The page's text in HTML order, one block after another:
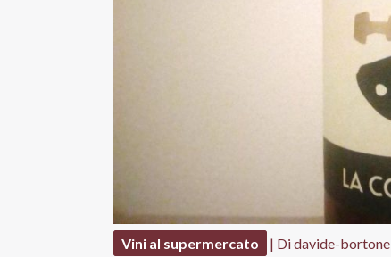
Vini al supermercato | Didavide-bortone